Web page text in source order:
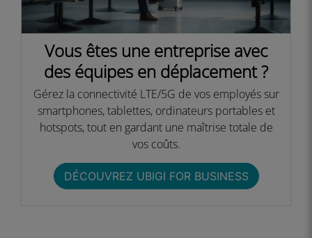
Vous êtes une entreprise avec
des équipes en déplacement ?​
Gérez la connectivité LTE/5G de vos employés sur
smartphones, tablettes, ordinateurs portables et
hotspots, tout en gardant une maîtrise totale de
vos coûts.​​
DÉCOUVREZ UBIGI FOR BUSINESS​